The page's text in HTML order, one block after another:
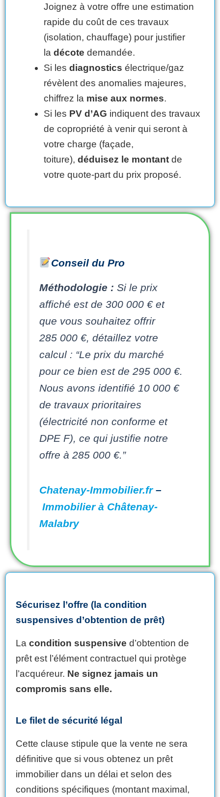
Joignez à votre offre une estimation
rapide du coût de ces travaux
(isolation, chauffage) pour justifier
ladécote demandée.
Si lesdiagnostics électrique/gaz
révèlent des anomalies majeures,
chiffrez la mise aux normes.
Si les PV d’AG indiquent des travaux
de copropriété à venir qui seront à
votre charge (façade,
toiture),déduisez le montant de
votre quote-part du prix proposé.
Conseil du Pro
Méthodologie : Si le prix
affiché est de 300 000 € et
que vous souhaitez offrir
285 000 €, détaillez votre
calcul : “Le prix du marché
pour ce bien est de 295 000 €.
Nous avons identifié 10 000 €
de travaux prioritaires
(électricité non conforme et
DPE F), ce qui justifie notre
offre à 285 000 €.”
Chatenay-Immobilier.fr–
Immobilier à Châtenay-
Malabry
Sécurisez l’offre (la condition
suspensives d’obtention de prêt)
La condition suspensive d’obtention de
prêt est l’élément contractuel qui protège
l’acquéreur. Ne signez jamais un
compromis sans elle.
Le filet de sécurité légal
Cette clause stipule que la vente ne sera
définitive que si vous obtenez un prêt
immobilier dans un délai et selon des
conditions spécifiques (montant maximal,